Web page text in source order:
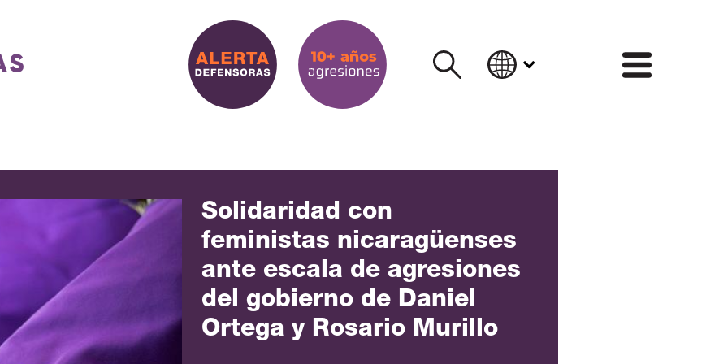
Solidaridad con
feministas nicaragüenses
ante escala de agresiones
del gobierno de Daniel
Ortega y Rosario Murillo